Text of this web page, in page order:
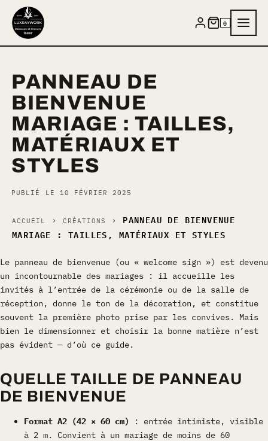
Aller
contenu
0
PANNEAU DE
BIENVENUE
MARIAGE : TAILLES,
MATÉRIAUX ET
STYLES
PUBLIÉ LE 10 FÉVRIER 2025
ACCUEIL › CRÉATIONS ›
PANNEAU DE BIENVENUE
MARIAGE : TAILLES, MATÉRIAUX ET STYLES
Le panneau de bienvenue (ou « welcome sign ») est devenu
un incontournable des mariages : il accueille les
invités à l’entrée de la cérémonie ou de la salle de
réception, donne le ton de la décoration, et constitue
souvent la première photo prise par les convives. Mais
bien le dimensionner et choisir la bonne matière n’est
pas évident — d’où ce guide.
QUELLE TAILLE DE PANNEAU
DE BIENVENUE
Format A2 (42 × 60 cm)
: entrée intimiste, visible
à 2 m. Convient à un mariage de moins de 60